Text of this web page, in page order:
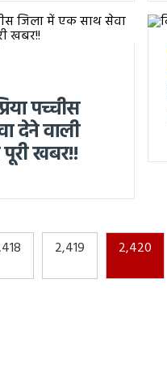
पच्चीस
देने वाली
खबर!!
2,419 2,420